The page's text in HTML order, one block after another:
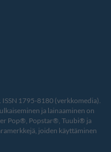
1795-8180 (verkkomedia).
ja lainaaminen on
Pop®, Popstar®, Tuubi® ja
joiden käyttäminen